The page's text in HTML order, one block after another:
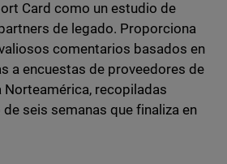
Card como un estudio de
de legado. Proporciona
comentarios basados en
a encuestas de proveedores de
recopiladas
seis semanas que finaliza en